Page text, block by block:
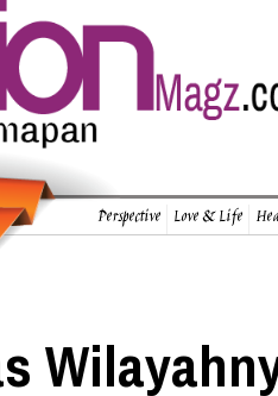
Perspective Love & Life